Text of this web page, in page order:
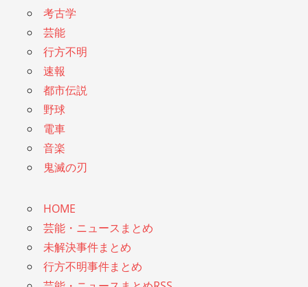
考古学
芸能
行方不明
速報
都市伝説
野球
電車
音楽
鬼滅の刃
HOME
芸能・ニュースまとめ
未解決事件まとめ
行方不明事件まとめ